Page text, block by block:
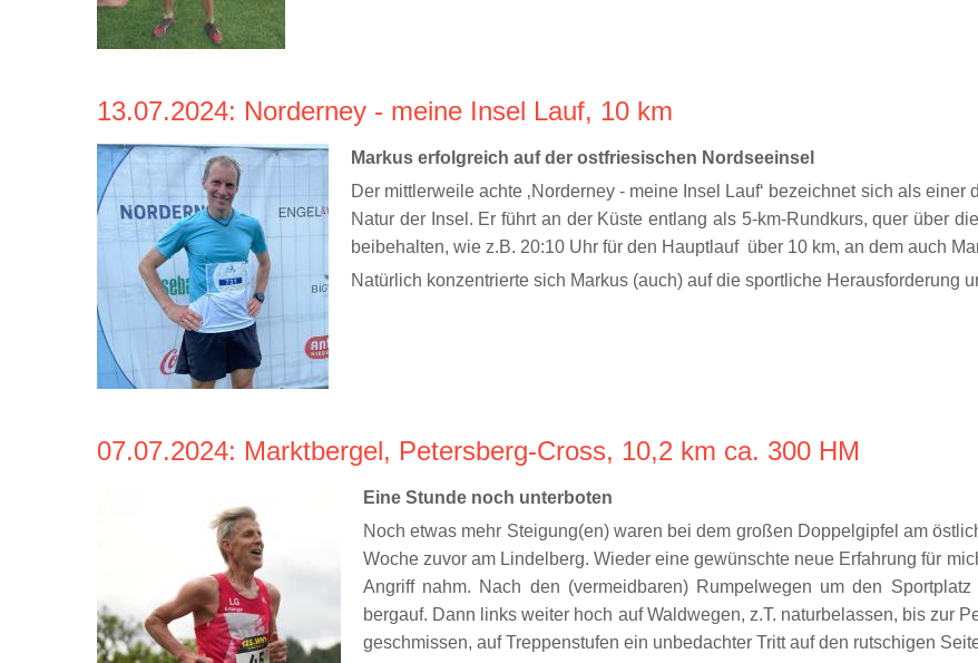
13.07.2024: Norderney - meine Insel Lauf, 10 km
Markus erfolgreich auf der ostfriesischen Nordseeinsel
Der mittlerweile achte ‚Norderney - meine Insel Lauf‘ bezeichnet sich als
Natur der Insel. Er führt an der Küste entlang als 5-km-Rundkurs, quer über
beibehalten, wie z.B. 20:10 Uhr für den Hauptlauf über 10 km, an dem auch
Natürlich konzentrierte sich Markus (auch) auf die sportliche Herausforderung
07.07.2024: Marktbergel, Petersberg-Cross, 10,2 km ca. 300 HM
Eine Stunde noch unterboten
Noch etwas mehr Steigung(en) waren bei dem großen Doppelgipfel am
Woche zuvor am Lindelberg. Wieder eine gewünschte neue Erfahrung für
Angriff nahm. Nach den (vermeidbaren) Rumpelwegen um den
bergauf. Dann links weiter hoch auf Waldwegen, z.T. naturbelassen, bis zur
geschmissen, auf Treppenstufen ein unbedachter Tritt auf den rutschigen